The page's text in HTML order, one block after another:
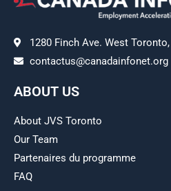
1280 Finch Ave. West
contactus@canadainfonet.org
ABOUT US
About JVS Toronto
Our Team
Partenaires du programme
FAQ